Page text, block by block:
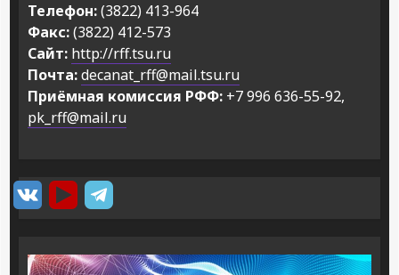
Телефон:(3822) 413-964
Факс:(3822) 412-573
Сайт: http://rff.tsu.ru
Почта:decanat_rff@mail.tsu.ru
Приёмная комиссия РФФ: +7 996 636-55-92,
pk_rff@mail.ru